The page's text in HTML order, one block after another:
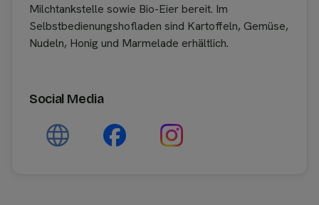
Milchtankstelle sowie Bio-Eier bereit. Im
Selbstbedienungshofladen sind Kartoffeln, Gemüse,
Nudeln, Honig und Marmelade erhältlich.
Social Media